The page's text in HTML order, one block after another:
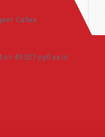
Сабиа
от 49 527 руб за п/